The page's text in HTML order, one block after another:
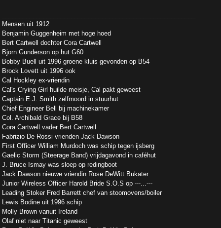
Mensen uit 1912
Benjamin Guggenheim met hoge hoed
Bert Cartwell dochter Cora Cartwell
Bjorn Gunderson op hut G60
Bobby Buell uit 1996 groene kluis gevonden op B54
Brock Lovett uit 1996 ook
Cal Hockley ex-vriendin
Cal's Crying Girl huilde meisje, Cal pakt geweest
Captain E.J. Smith zelfmoord in stuurhut
Chief Engineer Bell bij machinekamer
Col. Archibald Grace bij B58
Cora Cartwell vader Bert Cartwell
Fabrizio De Rossi vrienden Jack Dawson
First Officer William Murdoch was schip tegen ijsberg
Gaelic Storm (Steerage Band) vrijdagavond in caféhut
J. Bruce Ismay was sloep op redingboot
Jack Dawson nieuwe vriendin Rose DeWitt Bukater
Junior Wireless Officer Harold Bride S.O.S op ---...---
Leading Stoker Fred Barrett chef van stoomovens/boiler
Lewis Bodine uit 1996 schip
Molly Brown vanuit Ireland
Olaf niet naar Titanic geweest